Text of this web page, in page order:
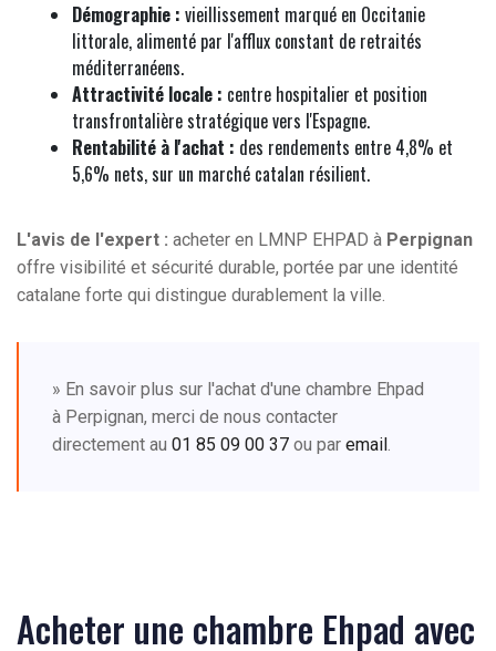
Démographie : vieillissement marqué en Occitanie
littorale, alimenté par l'afflux constant de retraités
méditerranéens.
Attractivité locale : centre hospitalier et position
transfrontalière stratégique vers l'Espagne.
Rentabilité à l'achat : des rendements entre 4,8% et
5,6% nets, sur un marché catalan résilient.
L'avis de l'expert : acheter en LMNP EHPAD à Perpignan
offre visibilité et sécurité durable, portée par une identité
catalane forte qui distingue durablement la ville.
» En savoir plus sur l'achat d'une chambre Ehpad
à Perpignan, merci de nous contacter
directement au 01 85 09 00 37 ou par email.
Acheter une chambre Ehpad avec